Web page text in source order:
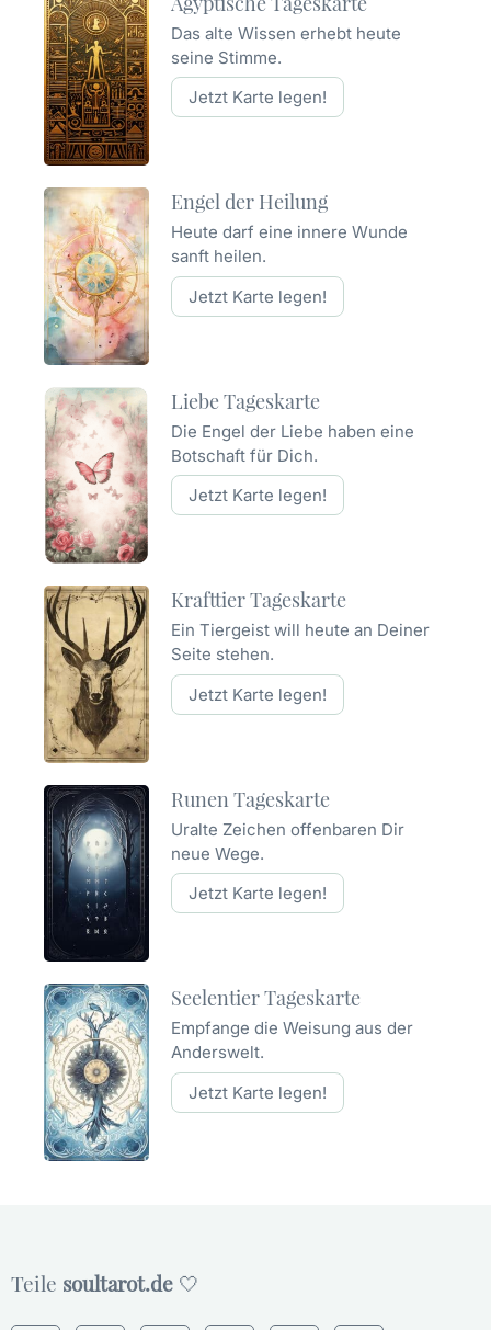
Das alte Wissen erhebt heute
seine Stimme.
Jetzt Karte legen!
Engel der Heilung
Heute darf eine innere Wunde
sanft heilen.
Jetzt Karte legen!
Liebe Tageskarte
Die Engel der Liebe haben eine
Botschaft für Dich.
Jetzt Karte legen!
Krafttier Tageskarte
Ein Tiergeist will heute an Deiner
Seite stehen.
Jetzt Karte legen!
Runen Tageskarte
Uralte Zeichen offenbaren Dir
neue Wege.
Jetzt Karte legen!
Seelentier Tageskarte
Empfange die Weisung aus der
Anderswelt.
Jetzt Karte legen!
Teile soultarot.de 🤍